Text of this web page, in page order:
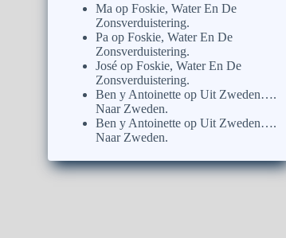
Ma opFoskie, Water En De
Zonsverduistering.
Pa opFoskie, Water En De
Zonsverduistering.
José opFoskie, Water En De
Zonsverduistering.
Ben y Antoinette opUit Zweden….
Naar Zweden.
Ben y Antoinette opUit Zweden….
Naar Zweden.